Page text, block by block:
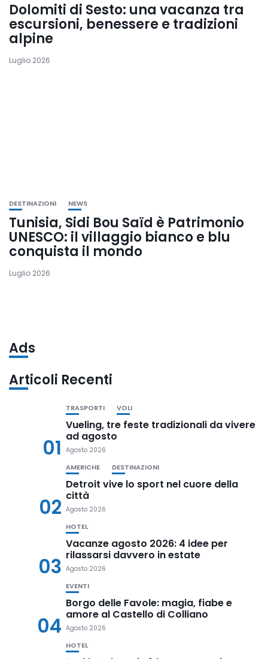
Dolomiti di Sesto: una vacanza tra
escursioni, benessere e tradizioni
alpine
Luglio 2026
DESTINAZIONI NEWS
Tunisia, Sidi Bou Saïd è Patrimonio
UNESCO: il villaggio bianco e blu
conquista il mondo
Luglio 2026
Ads
Articoli Recenti
01
TRASPORTI VOLI
Vueling, tre feste tradizionali da vivere
ad agosto
Agosto 2026
02
AMERICHE DESTINAZIONI
Detroit vive lo sport nel cuore della
città
Agosto 2026
03
HOTEL
Vacanze agosto 2026: 4 idee per
rilassarsi davvero in estate
Agosto 2026
04
EVENTI
Borgo delle Favole: magia, fiabe e
amore al Castello di Colliano
Agosto 2026
HOTEL